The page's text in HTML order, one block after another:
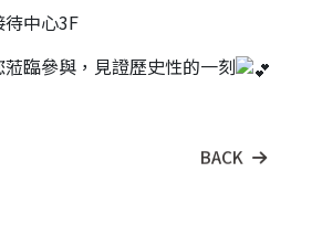
中心3F
臨參與，見證歷史性的一刻
BACK